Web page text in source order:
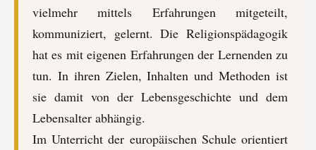
vielmehr mittels Erfahrungen mitgeteilt,
kommuniziert, gelernt. Die Religionspädagogik
hat es mit eigenen Erfahrungen der Lernenden zu
tun. In ihren Zielen, Inhalten und Methoden ist
sie damit von der Lebensgeschichte und dem
Lebensalter abhängig.
Im Unterricht der europäischen Schule orientiert